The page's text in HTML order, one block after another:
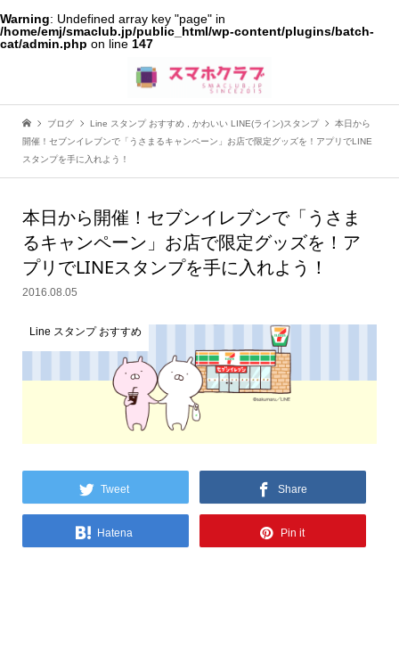
Warning: Undefined array key "page" in
/home/emj/smaclub.jp/public_html/wp-content/plugins/batch-
cat/admin.php on line 147
ブログ Line スタンプ おすすめ かわいい LINE(ライン)スタンプ
本日から
開催！セブンイレブンで「うさまるキャンペーン」お店で限定グッズを！アプリでLINE
スタンプを手に入れよう！
本日から開催！セブンイレブンで「うさま
るキャンペーン」お店で限定グッズを！ア
プリでLINEスタンプを手に入れよう！
2016.08.05
Line スタンプ おすすめ
Tweet Share
Hatena Pin it